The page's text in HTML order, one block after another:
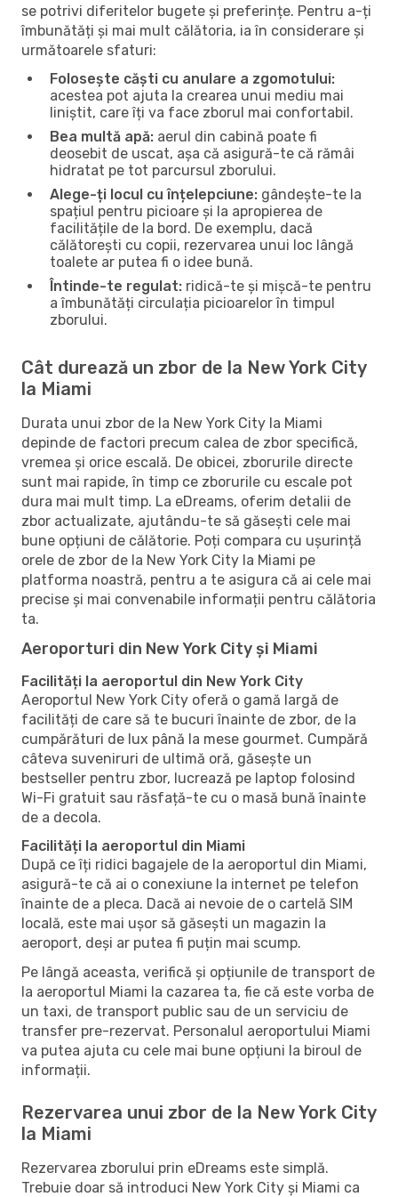
se potrivi diferitelor bugete și preferințe. Pentru a-ți
îmbunătăți și mai mult călătoria, ia în considerare și
următoarele sfaturi:
Folosește căști cu anulare a zgomotului:
acestea pot ajuta la crearea unui mediu mai
liniștit, care îți va face zborul mai confortabil.
Bea multă apă: aerul din cabină poate fi
deosebit de uscat, așa că asigură-te că rămâi
hidratat pe tot parcursul zborului.
Alege-ți locul cu înțelepciune: gândește-te la
spațiul pentru picioare și la apropierea de
facilitățile de la bord. De exemplu, dacă
călătorești cu copii, rezervarea unui loc lângă
toalete ar putea fi o idee bună.
Întinde-te regulat: ridică-te și mișcă-te pentru
a îmbunătăți circulația picioarelor în timpul
zborului.
Cât durează un zbor de la New York City
la Miami
Durata unui zbor de la New York City la Miami
depinde de factori precum calea de zbor specifică,
vremea și orice escală. De obicei, zborurile directe
sunt mai rapide, în timp ce zborurile cu escale pot
dura mai mult timp. La eDreams, oferim detalii de
zbor actualizate, ajutându-te să găsești cele mai
bune opțiuni de călătorie. Poți compara cu ușurință
orele de zbor de la New York City la Miami pe
platforma noastră, pentru a te asigura că ai cele mai
precise și mai convenabile informații pentru călătoria
ta.
Aeroporturi din New York City și Miami
Facilități la aeroportul din New York City
Aeroportul New York City oferă o gamă largă de
facilități de care să te bucuri înainte de zbor, de la
cumpărături de lux până la mese gourmet. Cumpără
câteva suveniruri de ultimă oră, găsește un
bestseller pentru zbor, lucrează pe laptop folosind
Wi-Fi gratuit sau răsfață-te cu o masă bună înainte
de a decola.
Facilități la aeroportul din Miami
După ce îți ridici bagajele de la aeroportul din Miami,
asigură-te că ai o conexiune la internet pe telefon
înainte de a pleca. Dacă ai nevoie de o cartelă SIM
locală, este mai ușor să găsești un magazin la
aeroport, deși ar putea fi puțin mai scump.
Pe lângă aceasta, verifică și opțiunile de transport de
la aeroportul Miami la cazarea ta, fie că este vorba de
un taxi, de transport public sau de un serviciu de
transfer pre-rezervat. Personalul aeroportului Miami
va putea ajuta cu cele mai bune opțiuni la biroul de
informații.
Rezervarea unui zbor de la New York City
la Miami
Rezervarea zborului prin eDreams este simplă.
Trebuie doar să introduci New York City și Miami ca